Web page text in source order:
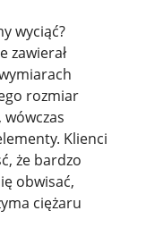
wyciąć?
zawierał
rozmiar
wówczas
Klienci
że bardzo
obwisać,
ciężaru